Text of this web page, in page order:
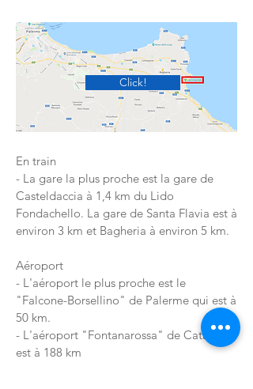
Click!
En train
- La gare la plus proche est la gare de
Casteldaccia à 1,4 km du Lido
Fondachello. La gare de Santa Flavia est à
environ 3 km et Bagheria à environ 5 km.
Aéroport
- L'aéroport le plus proche est le
"Falcone-Borsellino" de Palerme qui est à
50 km.
- L'aéroport "Fontanarossa" de Catane
est à 188 km